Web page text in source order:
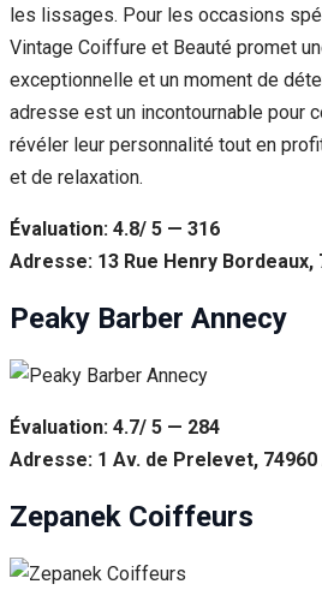
les lissages. Pour les occasions
Vintage Coiffure et Beauté promet
exceptionnelle et un moment de
adresse est un incontournable pour
révéler leur personnalité tout en
et de relaxation.
Évaluation: 4.8/ 5 — 316
Adresse: 13 Rue Henry Bordeaux,
Peaky Barber Annecy
Évaluation: 4.7/ 5 — 284
Adresse: 1 Av. de Prelevet, 74960
Zepanek Coiffeurs